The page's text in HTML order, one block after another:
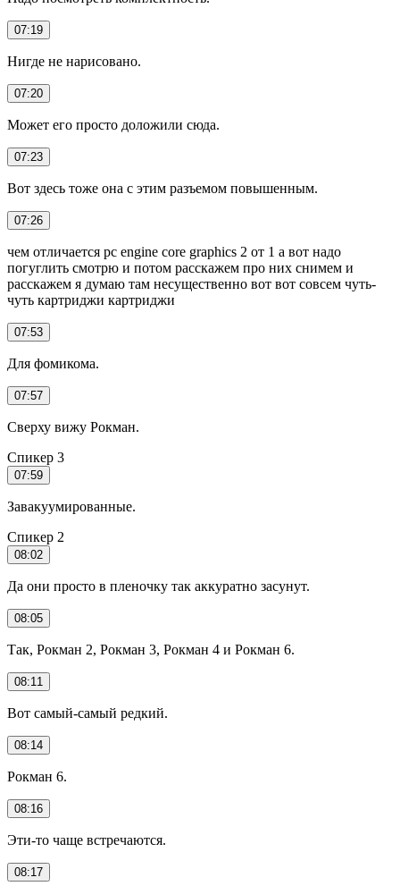
07:19
Нигде не нарисовано.
07:20
Может его просто доложили сюда.
07:23
Вот здесь тоже она с этим разъемом повышенным.
07:26
чем отличается pc engine core graphics 2 от 1 а вот надо
погуглить смотрю и потом расскажем про них снимем и
расскажем я думаю там несущественно вот вот совсем чуть-
чуть картриджи картриджи
07:53
Для фомикома.
07:57
Сверху вижу Рокман.
Спикер 3
07:59
Завакуумированные.
Спикер 2
08:02
Да они просто в пленочку так аккуратно засунут.
08:05
Так, Рокман 2, Рокман 3, Рокман 4 и Рокман 6.
08:11
Вот самый-самый редкий.
08:14
Рокман 6.
08:16
Эти-то чаще встречаются.
08:17